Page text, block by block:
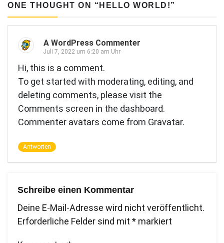
ONE THOUGHT ON “ HELLO WORLD!”
A WordPress Commenter
Juli 7, 2022 um 6:20 am Uhr
Hi, this is a comment.
To get started with moderating, editing, and
deleting comments, please visit the
Comments screen in the dashboard.
Commenter avatars come from Gravatar.
Antworten
Schreibe einen Kommentar
Deine E-Mail-Adresse wird nicht veröffentlicht.
Erforderliche Felder sind mit * markiert